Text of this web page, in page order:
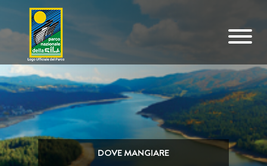
Vai al contenuto principale
DOVE MANGIARE